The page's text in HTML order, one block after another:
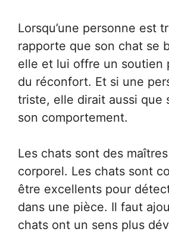
Lorsqu’une personne est
rapporte que son chat se
elle et lui offre un soutien
du réconfort. Et si une
triste, elle dirait aussi que
son comportement.
Les chats sont des
corporel. Les chats sont
être excellents pour
dans une pièce. Il faut
chats ont un sens plus